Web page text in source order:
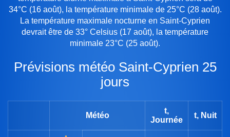
34°C (16 août), la température minimale de 25°C (28 août).
La température maximale nocturne en Saint-Cyprien
devrait être de 33° Celsius (17 août), la température
minimale 23°C (25 août).
Prévisions météo Saint-Cyprien 25
jours
Météo
t,
Journée
t, Nuit